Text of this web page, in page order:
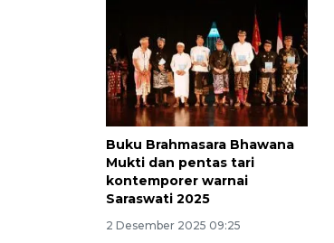
Buku Brahmasara Bhawana
Mukti dan pentas tari
kontemporer warnai
Saraswati 2025
2 Desember 2025 09:25